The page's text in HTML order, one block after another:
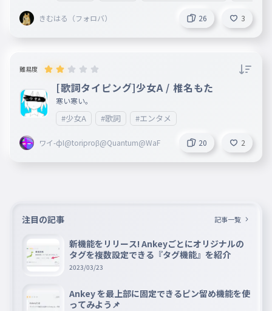
きむはる（フォロバ） 26 3
難易度
[歌詞タイピング]少女A / 椎名もた
寒い寒い。
#少女A #歌詞 #エンタメ
ワイ-фI@toriproβ@Quantum@WaF 20 2
注目の記事 記事一覧
新機能をリリース! Ankeyごとにオリジナルの
タグを複数設定できる『タグ機能』を紹介
2023/03/23
Ankey を最上部に固定できるピン留め機能を使
ってみよう📌